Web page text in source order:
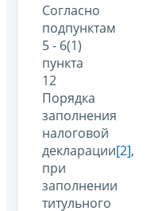
Согласно
подпунктам
5 - 6(1)
пункта
12
Порядка
заполнения
налоговой
декларации[2],
при
заполнении
титульного